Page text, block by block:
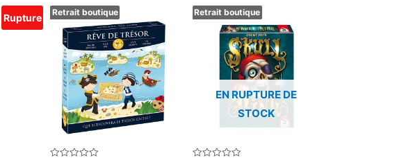
Rupture Retrait boutique Retrait boutique
EN RUPTURE DE
STOCK